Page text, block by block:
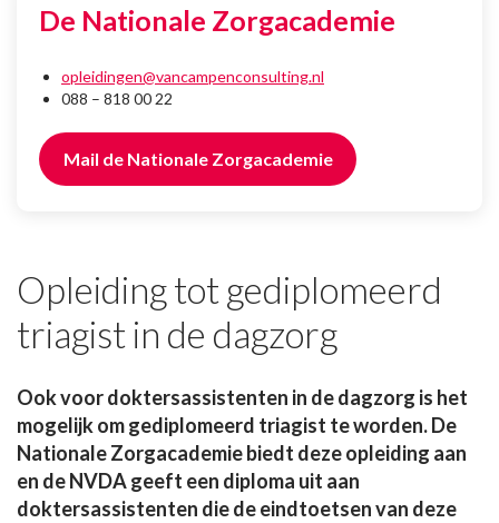
Opleiding tot gediplomeerd
triagist in de dagzorg
Ook voor doktersassistenten in de dagzorg is het
mogelijk om gediplomeerd triagist te worden. De
Nationale Zorgacademie biedt deze opleiding aan
en de NVDA geeft een diploma uit aan
doktersassistenten die de eindtoetsen van deze
De Nationale Zorgacademie
opleidingen@vancampenconsulting.nl
088 – 818 00 22
Mail de Nationale Zorgacademie